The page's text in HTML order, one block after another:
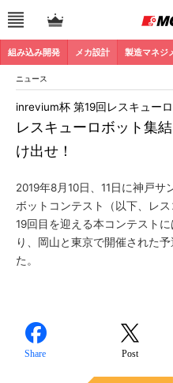
組み込み開発 メカ設計 製造マネジ
ニュース
レスキューロボット集
け出せ！
inrevium杯 第19回レスキュー
2019年8月10日、11日に神戸
ボットコンテスト（以下、レ
19回目を迎える本コンテスト
り、岡山と東京で開催された
た。
Share Post